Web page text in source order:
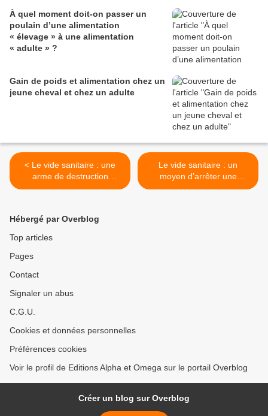
À quel moment doit-on passer un
poulain d’une alimentation
« élevage » à une alimentation
« adulte » ?
Gain de poids et alimentation chez un
jeune cheval et chez un adulte
< Le vide sanitaire : une
arme de destruction
massive
Le vide sanitaire : un
moyen d’arrêter une
épidémie >
Hébergé par Overblog
Top articles
Pages
Contact
Signaler un abus
C.G.U.
Cookies et données personnelles
Préférences cookies
Voir le profil de Editions Alpha et Omega sur le portail Overblog
Créer un blog sur Overblog